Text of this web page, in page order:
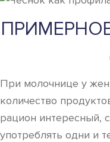
При молочнице у
количество
рацион интересный,
употреблять одни и